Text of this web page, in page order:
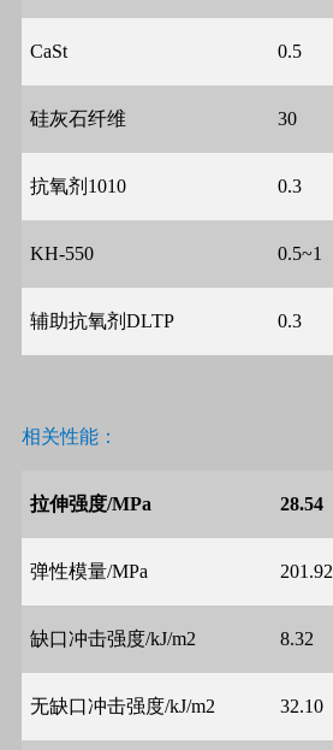
CaSt 0.5
硅灰石纤维 30
抗氧剂 1010 0.3
KH-550 0.5~1
辅助抗氧剂 DLTP 0.3
相关性能：
拉伸强度/MPa 28.54
弹性模量/MPa 201.92
缺口冲击强度/kJ/m2 8.32
无缺口冲击强度/kJ/m2 32.10